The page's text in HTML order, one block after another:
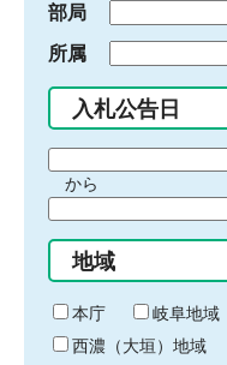
部局
所属
入札公告日
間
始
り
から
間
終
わ
り
地域
本庁
岐阜地域
西濃（大垣）地域